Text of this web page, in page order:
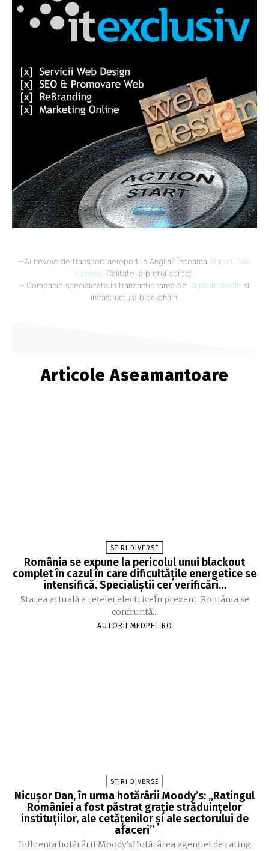
- Ai nevoie de transport aeroport in Anglia? Încearcă Airport Taxi
London. Calitate la prețul corect.
- Companie specializata in tranzactionarea de Criptomonede si
infrastructura blockchain.
Articole Aseamantoare
STIRI DIVERSE
România se expune la pericolul unui blackout
complet în cazul în care dificultățile energetice se
intensifică. Specialiștii cer verificări…
Starea actuală a rețelei electriceÎn prezent, România se
confruntă...
AUTORII MEDPET.RO
STIRI DIVERSE
Nicușor Dan, în urma hotărârii Moody’s: „Ratingul
României a fost păstrat grație străduințelor
instituțiilor, ale cetățenilor și ale sectorului de
afaceri”
Influența hotărârii Moody’sHotărârea agenției de rating